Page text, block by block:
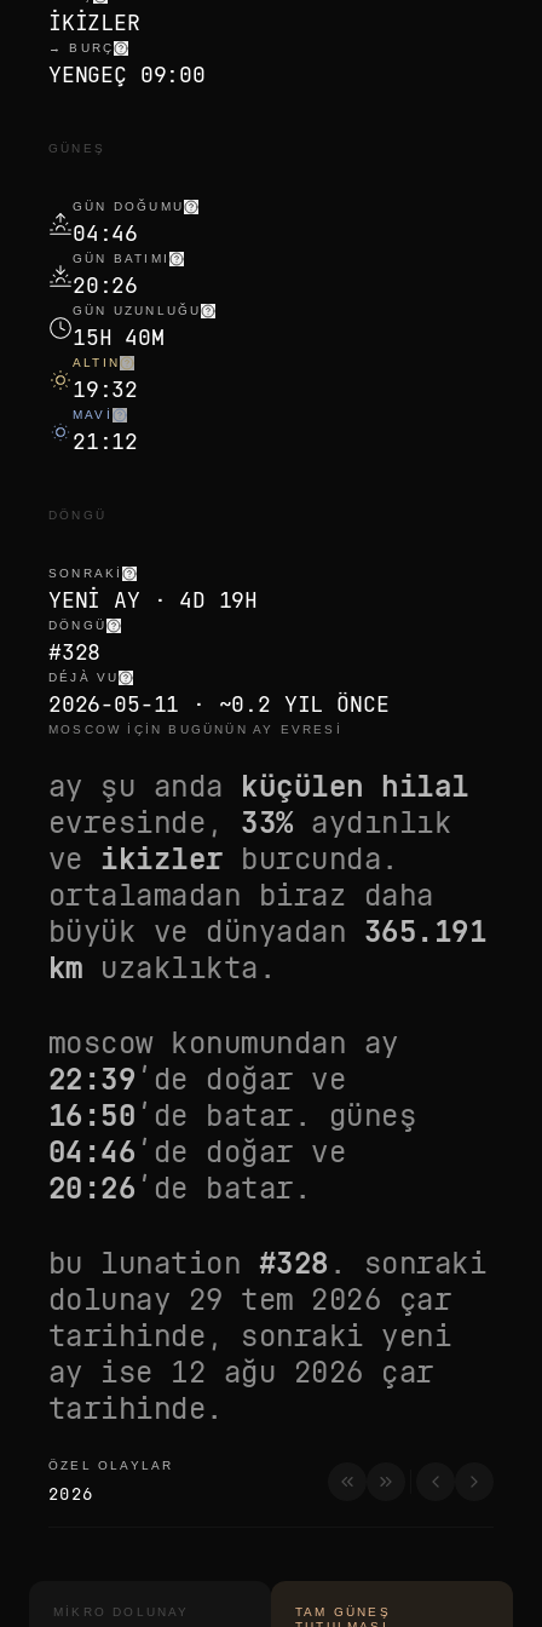
IKIZLER
→ BURÇ
YENGEÇ 09:00
GÜNEŞ
GÜN DOĞUMU
04:46
GÜN BATIMI
20:26
GÜN UZUNLUĞU
15H 40M
ALTIN
19:32
MAVI
21:12
DÖNGÜ
SONRAKI
YENI AY · 4D 19H
DÖNGÜ
#328
DÉJÀ VU
2026-05-11 · ~0.2 YIL ÖNCE
MOSCOW IÇIN BUGÜNÜN AY EVRESI
ay şu anda küçülen hilal
evresinde, 33%aydınlık
ve ikizler burcunda.
ortalamadan biraz daha
büyük ve dünyadan 365.191
km uzaklıkta.
moscowkonumundan ay
22:39 ’de doğar ve
16:50 ’de batar. güneş
04:46 ’de doğar ve
20:26 ’de batar.
bu lunation #328 . sonraki
dolunay 29 tem 2026 çar
tarihinde, sonraki yeni
ay ise 12 ağu 2026 çar
tarihinde.
özel olaylar
ÖZEL OLAYLAR
2026
MIKRO DOLUNAY
TAM GÜNEŞ